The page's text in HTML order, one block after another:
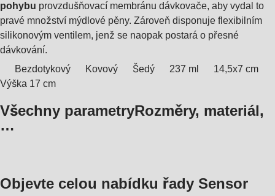
pohybu provzdušňovací membránu dávkovače, aby vydal to
pravé množství mýdlové pěny. Zároveň disponuje flexibilním
silikonovým ventilem, jenž se naopak postará o přesné
dávkování.
Bezdotykový
Kovový Šedý 237 ml
14,5x7 cm
Výška 17 cm
Všechny parametryRozměry, materiál,
…
Objevte celou nabídku řady Sensor